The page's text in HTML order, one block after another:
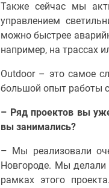
Также сейчас мы
управлением
можно быстрее
например, на трассах
Outdoor – это самое
большой опыт работы
– Ряд проектов вы
вы занимались?
– Мы реализовали
Новгороде. Мы делали
рамках этого